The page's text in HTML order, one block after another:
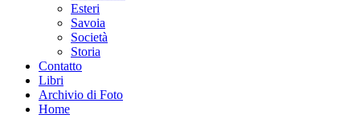
Esteri
Savoia
Società
Storia
Contatto
Libri
Archivio di Foto
Home